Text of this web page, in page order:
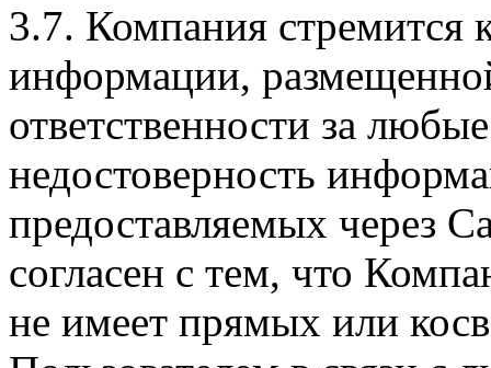
3.7. Компания стремится
информации,
ответственности за
недостоверность
предоставляемых через
согласен с тем, что
не имеет прямых или